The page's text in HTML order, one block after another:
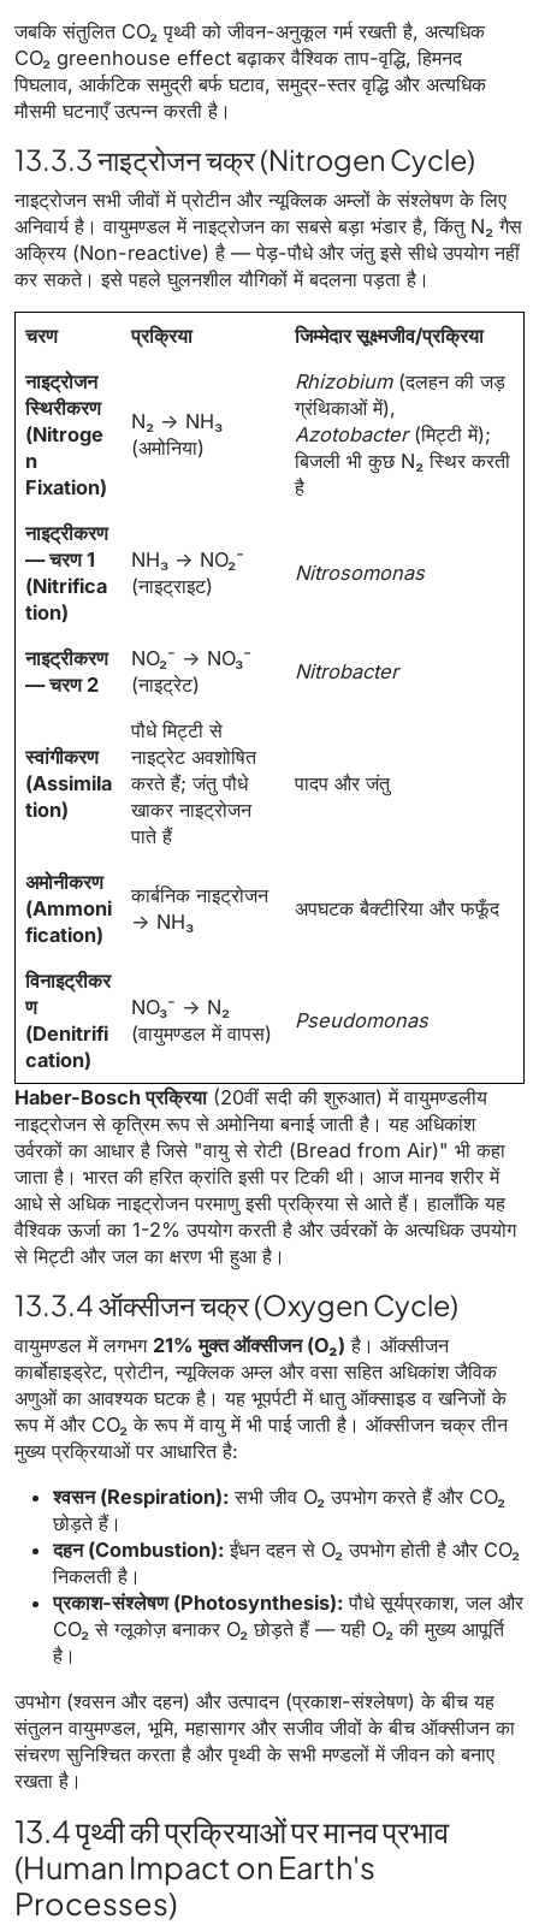
जबकि संतुलित CO₂ पृथ्वी को जीवन-अनुकूल गर्म रखती है, अत्यधिक
CO₂ greenhouse effect बढ़ाकर वैश्विक ताप-वृद्धि, हिमनद
पिघलाव, आर्कटिक समुद्री बर्फ घटाव, समुद्र-स्तर वृद्धि और अत्यधिक
मौसमी घटनाएँ उत्पन्न करती है।
13.3.3 नाइट्रोजन चक्र (Nitrogen Cycle)
नाइट्रोजन सभी जीवों में प्रोटीन और न्यूक्लिक अम्लों के संश्लेषण के लिए
अनिवार्य है। वायुमण्डल में नाइट्रोजन का सबसे बड़ा भंडार है, किंतु N₂ गैस
अक्रिय (Non-reactive) है — पेड़-पौधे और जंतु इसे सीधे उपयोग नहीं
कर सकते। इसे पहले घुलनशील यौगिकों में बदलना पड़ता है।
चरण प्रक्रिया
जिम्मेदार सूक्ष्मजीव/प्रक्रिया
नाइट्रोजन
स्थिरीकरण
(Nitroge
n
Fixation)
N₂ → NH₃
(अमोनिया)
Rhizobium(दलहन की जड़
ग्रंथिकाओं में),
Azotobacter(मिट्टी में);
बिजली भी कुछ N₂ स्थिर करती
है
नाइट्रीकरण
— चरण 1
(Nitrifica
tion)
NH₃ → NO₂⁻
(नाइट्राइट)
Nitrosomonas
नाइट्रीकरण
— चरण 2
NO₂⁻ → NO₃⁻
(नाइट्रेट)
Nitrobacter
स्वांगीकरण
(Assimila
tion)
पौधे मिट्टी से
नाइट्रेट अवशोषित
करते हैं; जंतु पौधे
खाकर नाइट्रोजन
पाते हैं
पादप और जंतु
अमोनीकरण
(Ammoni
fication)
कार्बनिक नाइट्रोजन
→ NH₃
अपघटक बैक्टीरिया और फफूँद
विनाइट्रीकर
ण
(Denitrifi
cation)
NO₃⁻ → N₂
(वायुमण्डल में वापस)
Pseudomonas
Haber-Bosch प्रक्रिया(20वीं सदी की शुरुआत) में वायुमण्डलीय
नाइट्रोजन से कृत्रिम रूप से अमोनिया बनाई जाती है। यह अधिकांश
उर्वरकों का आधार है जिसे "वायु से रोटी (Bread from Air)" भी कहा
जाता है। भारत की हरित क्रांति इसी पर टिकी थी। आज मानव शरीर में
आधे से अधिक नाइट्रोजन परमाणु इसी प्रक्रिया से आते हैं। हालाँकि यह
वैश्विक ऊर्जा का 1-2% उपयोग करती है और उर्वरकों के अत्यधिक उपयोग
से मिट्टी और जल का क्षरण भी हुआ है।
13.3.4 ऑक्सीजन चक्र (Oxygen Cycle)
वायुमण्डल में लगभग 21% मुक्त ऑक्सीजन (O₂) है। ऑक्सीजन
कार्बोहाइड्रेट, प्रोटीन, न्यूक्लिक अम्ल और वसा सहित अधिकांश जैविक
अणुओं का आवश्यक घटक है। यह भूपर्पटी में धातु ऑक्साइड व खनिजों के
रूप में और CO₂ के रूप में वायु में भी पाई जाती है। ऑक्सीजन चक्र तीन
मुख्य प्रक्रियाओं पर आधारित है:
श्वसन (Respiration): सभी जीव O₂ उपभोग करते हैं और CO₂
छोड़ते हैं।
दहन (Combustion): ईंधन दहन से O₂ उपभोग होती है और CO₂
निकलती है।
प्रकाश-संश्लेषण (Photosynthesis): पौधे सूर्यप्रकाश, जल और
CO₂ से ग्लूकोज़ बनाकर O₂ छोड़ते हैं — यही O₂ की मुख्य आपूर्ति
है।
उपभोग (श्वसन और दहन) और उत्पादन (प्रकाश-संश्लेषण) के बीच यह
संतुलन वायुमण्डल, भूमि, महासागर और सजीव जीवों के बीच ऑक्सीजन का
संचरण सुनिश्चित करता है और पृथ्वी के सभी मण्डलों में जीवन को बनाए
रखता है।
13.4 पृथ्वी की प्रक्रियाओं पर मानव प्रभाव
(Human Impact on Earth's
Processes)